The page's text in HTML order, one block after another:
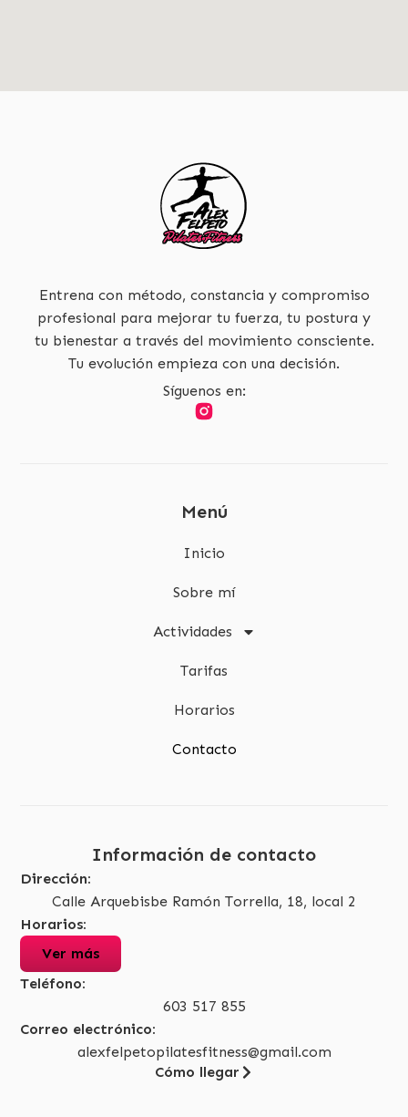
Entrena con método, constancia y compromiso
profesional para mejorar tu fuerza, tu postura y
tu bienestar a través del movimiento consciente.
Tu evolución empieza con una decisión.
Síguenos en:
Menú
Inicio
Sobre mí
Actividades
Tarifas
Horarios
Contacto
Información de contacto
Dirección:
Calle Arquebisbe Ramón Torrella, 18, local 2
Horarios:
Ver más
Teléfono:
603 517 855
Correo electrónico:
alexfelpetopilatesfitness@gmail.com
Cómo llegar